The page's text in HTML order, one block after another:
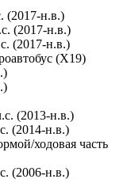
(2017-н.в.)
(2017-н.в.)
(2017-н.в.)
(X19)
(2013-н.в.)
(2014-н.в.)
ходовая часть
(2006-н.в.)